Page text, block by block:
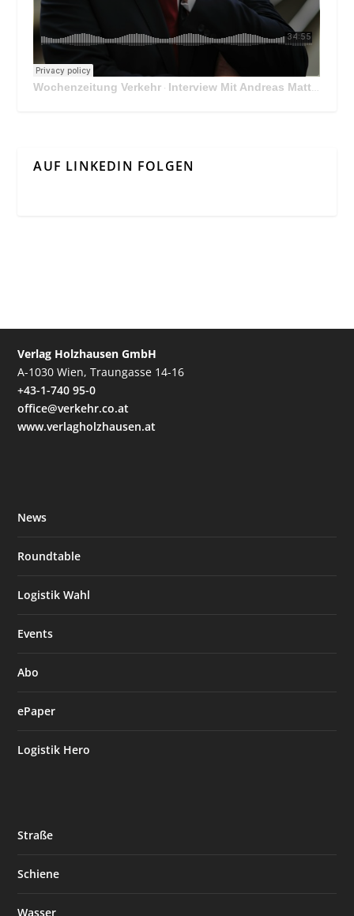
Wochenzeitung Verkehr · Interview Mit Andreas Matthä, CEO der ÖBB Holding
AUF LINKEDIN FOLGEN
Verlag Holzhausen GmbH
A-1030 Wien, Traungasse 14-16
+43-1-740 95-0
office@verkehr.co.at
www.verlagholzhausen.at
News
Roundtable
Logistik Wahl
Events
Abo
ePaper
Logistik Hero
Straße
Schiene
Wasser